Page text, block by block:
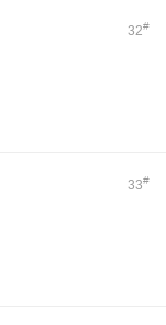
32#
33#